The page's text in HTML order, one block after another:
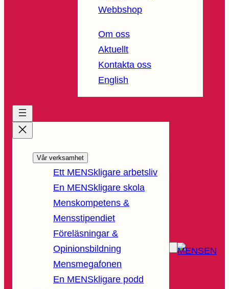
Webbshop
Om oss
Aktuellt
Kontakta oss
English
Vår verksamhet
Ett MENSkligare arbetsliv
En MENSkligare skola
Menskompetens &
Mensstipendiet
Föreläsningar &
Opinionsbildning
Mensmegafonen
En MENSkligare podd